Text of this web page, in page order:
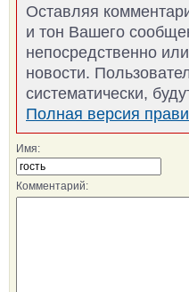
Оставляя
и тон Вашего
непосредственно
новости.
систематически,
Полная версия
Имя:
Комментарий: